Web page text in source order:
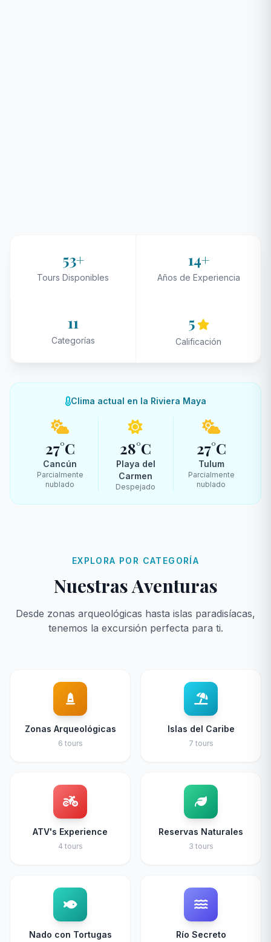
53+
Tours Disponibles
14+
Años de Experiencia
11
Categorías
5
Calificación
Clima actual en la Riviera Maya
27°C
Cancún
Parcialmente
nublado
28°C
Playa del
Carmen
Despejado
27°C
Tulum
Parcialmente
nublado
EXPLORA POR CATEGORÍA
Nuestras Aventuras
Desde zonas arqueológicas hasta islas paradisíacas,
tenemos la excursión perfecta para ti.
Zonas Arqueológicas
6 tours
Islas del Caribe
7 tours
ATV's Experience
4 tours
Reservas Naturales
3 tours
Nado con Tortugas Río Secreto